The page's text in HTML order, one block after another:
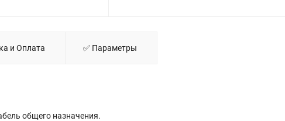
и Оплата ✅ Параметры
общего назначения.